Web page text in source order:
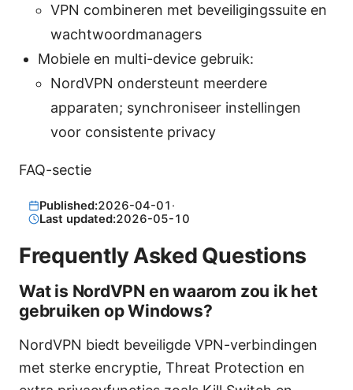
VPN combineren met beveiligingssuite en
wachtwoordmanagers
Mobiele en multi-device gebruik:
NordVPN ondersteunt meerdere
apparaten; synchroniseer instellingen
voor consistente privacy
FAQ-sectie
Published:2026-04-01 ·
Last updated:2026-05-10
Frequently Asked Questions
Wat is NordVPN en waarom zou ik het
gebruiken op Windows?
NordVPN biedt beveiligde VPN-verbindingen
met sterke encryptie, Threat Protection en